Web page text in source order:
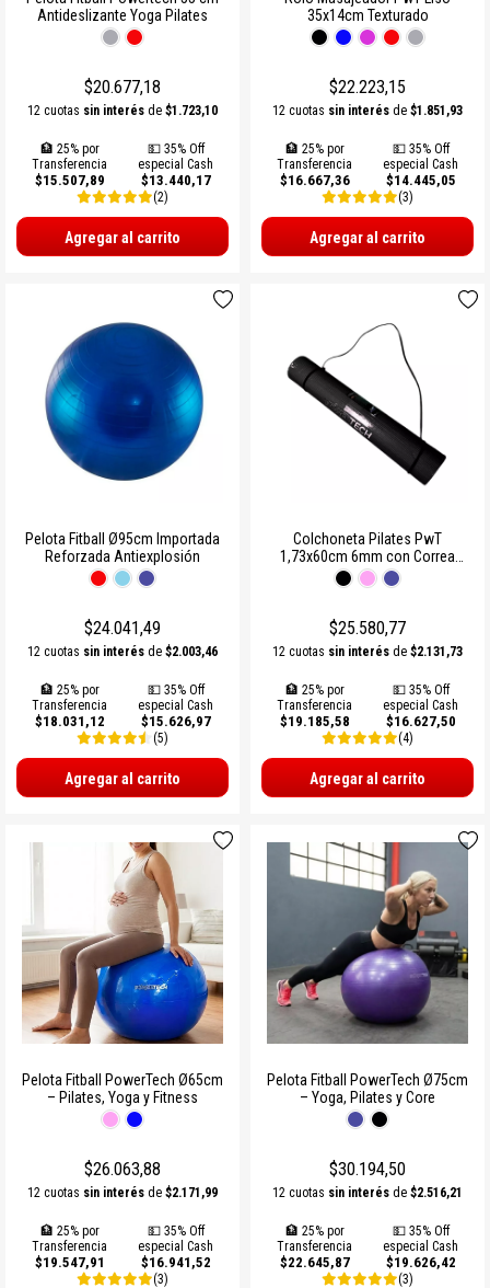
SOGAS Y OTROS
Antideslizante Yoga Pilates
$20.677,18
12 cuotas sin interés de $1.723,10
🏦 25% por
Transferencia
$15.507,89
💵 35% Off
especial Cash
$13.440,17
(2)
Agregar al carrito
35x14cm Texturado
$22.223,15
12 cuotas sin interés de $1.851,93
🏦 25% por
Transferencia
$16.667,36
💵 35% Off
especial Cash
$14.445,05
(3)
Agregar al carrito
Pelota Fitball Ø95cm Importada
Reforzada Antiexplosión
$24.041,49
12 cuotas sin interés de $2.003,46
🏦 25% por
Transferencia
$18.031,12
💵 35% Off
especial Cash
$15.626,97
(5)
Agregar al carrito
Colchoneta Pilates PwT
1,73x60cm 6mm con Correa
Antideslizante
$25.580,77
12 cuotas sin interés de $2.131,73
🏦 25% por
Transferencia
$19.185,58
💵 35% Off
especial Cash
$16.627,50
(4)
Agregar al carrito
Pelota Fitball PowerTech Ø65cm
– Pilates, Yoga y Fitness
$26.063,88
12 cuotas sin interés de $2.171,99
🏦 25% por
Transferencia
$19.547,91
💵 35% Off
especial Cash
$16.941,52
(3)
Pelota Fitball PowerTech Ø75cm
– Yoga, Pilates y Core
$30.194,50
12 cuotas sin interés de $2.516,21
🏦 25% por
Transferencia
$22.645,87
💵 35% Off
especial Cash
$19.626,42
(3)